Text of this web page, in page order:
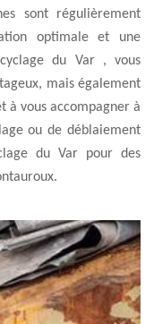
sont régulièrement
optimale et une
du Var , vous
mais également
à vous accompagner à
ou de déblaiement
du Var pour des